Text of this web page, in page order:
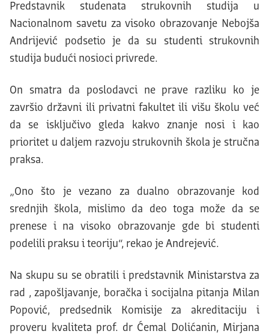
Predstavnik studenata strukovnih studija u
Nacionalnom savetu za visoko obrazovanje Nebojša
Andrijević podsetio je da su studenti strukovnih
studija budući nosioci privrede.
On smatra da poslodavci ne prave razliku ko je
završio državni ili privatni fakultet ili višu školu već
da se isključivo gleda kakvo znanje nosi i kao
prioritet u daljem razvoju strukovnih škola je stručna
praksa.
„Ono što je vezano za dualno obrazovanje kod
srednjih škola, mislimo da deo toga može da se
prenese i na visoko obrazovanje gde bi studenti
podelili praksu i teoriju“, rekao je Andrejević.
Na skupu su se obratili i predstavnik Ministarstva za
rad , zapošljavanje, boračka i socijalna pitanja Milan
Popović, predsednik Komisije za akreditaciju i
proveru kvaliteta prof. dr Ćemal Dolićanin, Mirjana